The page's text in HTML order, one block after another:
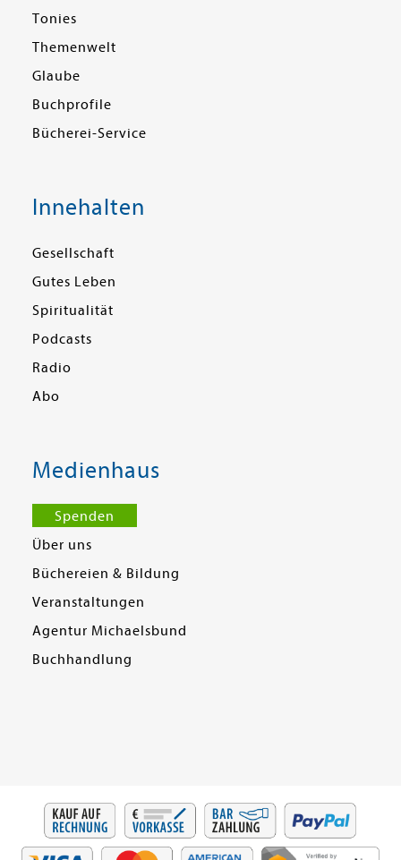
Tonies
Themenwelt
Glaube
Buchprofile
Bücherei-Service
Innehalten
Gesellschaft
Gutes Leben
Spiritualität
Podcasts
Radio
Abo
Medienhaus
Spenden
Über uns
Büchereien & Bildung
Veranstaltungen
Agentur Michaelsbund
Buchhandlung